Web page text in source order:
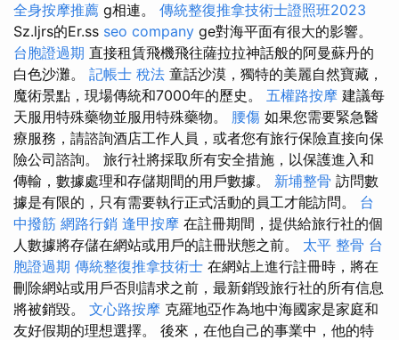
全身按摩推薦 g相連。 傳統整復推拿技術士證照班2023
Sz.ljrs的Er.ss seo company ge對海平面有很大的影響。
台胞證過期 直接租賃飛機飛往薩拉拉神話般的阿曼蘇丹的
白色沙灘。 記帳士 稅法 童話沙漠，獨特的美麗自然寶藏，
魔術景點，現場傳統和7000年的歷史。 五權路按摩 建議每
天服用特殊藥物並服用特殊藥物。 腰傷 如果您需要緊急醫
療服務，請諮詢酒店工作人員，或者您有旅行保險直接向保
險公司諮詢。 旅行社將採取所有安全措施，以保護進入和
傳輸，數據處理和存儲期間的用戶數據。 新埔整骨 訪問數
據是有限的，只有需要執行正式活動的員工才能訪問。 台
中撥筋 網路行銷 逢甲按摩 在註冊期間，提供給旅行社的個
人數據將存儲在網站或用戶的註冊狀態之前。 太平 整骨 台
胞證過期 傳統整復推拿技術士 在網站上進行註冊時，將在
刪除網站或用戶否則請求之前，最新銷毀旅行社的所有信息
將被銷毀。 文心路按摩 克羅地亞作為地中海國家是家庭和
友好假期的理想選擇。 後來，在他自己的事業中，他的特